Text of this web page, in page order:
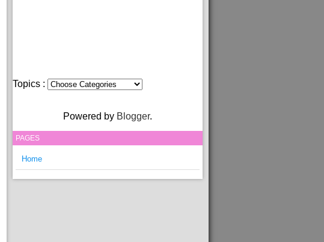
Topics :
Powered by Blogger.
PAGES
Home